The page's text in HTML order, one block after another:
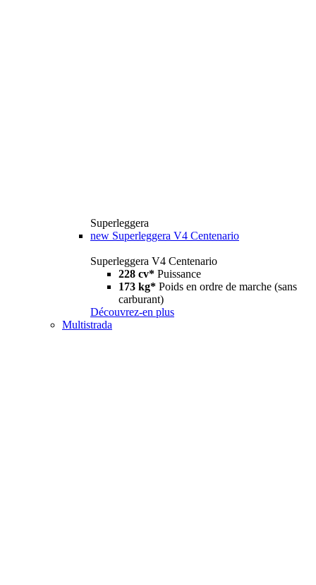
Superleggera
new Superleggera V4 Centenario
Superleggera V4 Centenario
228 cv* Puissance
173 kg* Poids en ordre de marche (sans
carburant)
Découvrez-en plus
Multistrada